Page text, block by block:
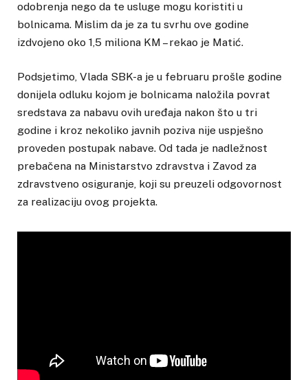
odobrenja nego da te usluge mogu koristiti u
bolnicama. Mislim da je za tu svrhu ove godine
izdvojeno oko 1,5 miliona KM – rekao je Matić.
Podsjetimo, Vlada SBK-a je u februaru prošle godine
donijela odluku kojom je bolnicama naložila povrat
sredstava za nabavu ovih uređaja nakon što u tri
godine i kroz nekoliko javnih poziva nije uspješno
proveden postupak nabave. Od tada je nadležnost
prebačena na Ministarstvo zdravstva i Zavod za
zdravstveno osiguranje, koji su preuzeli odgovornost
za realizaciju ovog projekta.